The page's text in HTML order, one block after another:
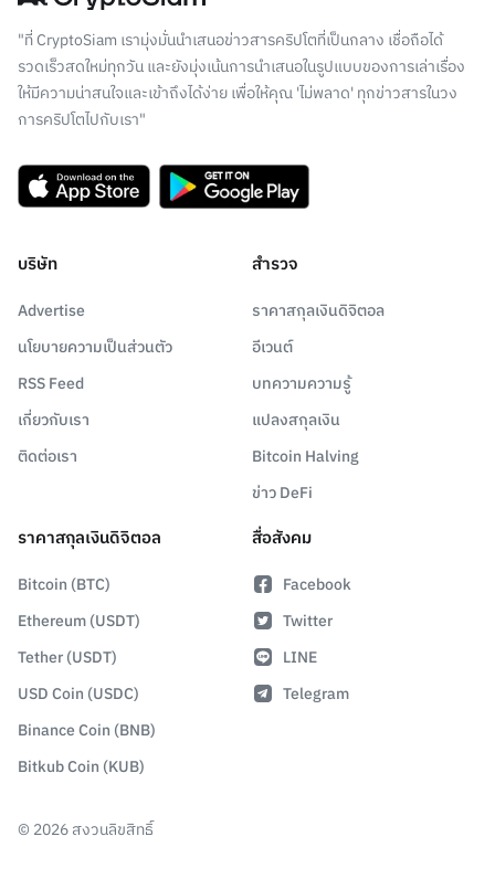
"ที่ CryptoSiam เรามุ่งมั่นนำเสนอข่าวสารคริปโตที่เป็นกลาง เชื่อถือได้
รวดเร็วสดใหม่ทุกวัน และยังมุ่งเน้นการนำเสนอในรูปแบบของการเล่าเรื่อง
ให้มีความน่าสนใจและเข้าถึงได้ง่าย เพื่อให้คุณ 'ไม่พลาด' ทุกข่าวสารในวง
การคริปโตไปกับเรา"
บริษัท
Advertise
นโยบายความเป็นส่วนตัว
RSS Feed
เกี่ยวกับเรา
ติดต่อเรา
สำรวจ
ราคาสกุลเงินดิจิตอล
อีเวนต์
บทความความรู้
แปลงสกุลเงิน
Bitcoin Halving
ข่าว DeFi
ราคาสกุลเงินดิจิตอล
Bitcoin (BTC)
Ethereum (USDT)
Tether (USDT)
USD Coin (USDC)
Binance Coin (BNB)
Bitkub Coin (KUB)
สื่อสังคม
Facebook
Twitter
LINE
Telegram
© 2026สงวนลิขสิทธิ์